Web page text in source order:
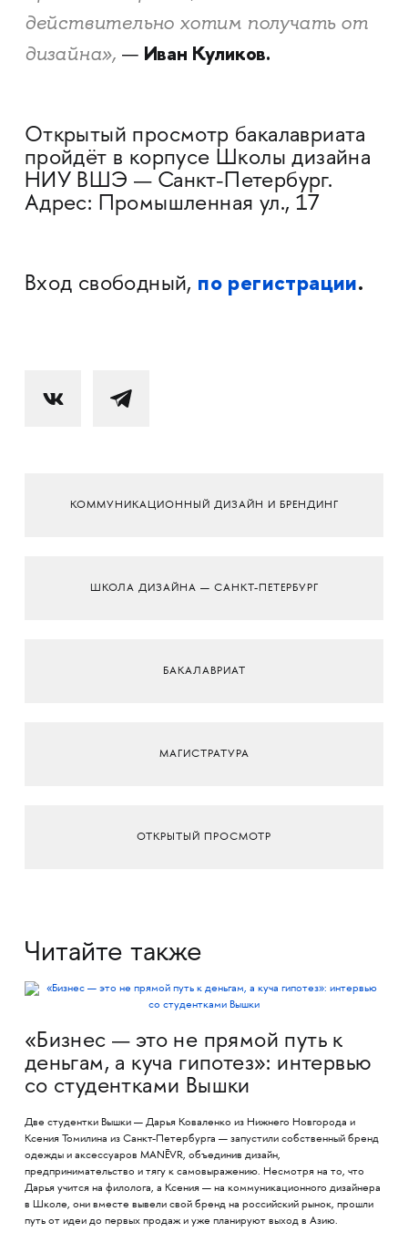
действительно хотим получать от
дизайна», — Иван Куликов.
Открытый просмотр бакалавриата
пройдёт в корпусе Школы дизайна
НИУ ВШЭ — Санкт-Петербург.
Адрес: Промышленная ул., 17
Вход свободный, по регистрации.
КОММУНИКАЦИОННЫЙ ДИЗАЙН И БРЕНДИНГ
ШКОЛА ДИЗАЙНА — САНКТ-ПЕТЕРБУРГ
БАКАЛАВРИАТ
МАГИСТРАТУРА
ОТКРЫТЫЙ ПРОСМОТР
Читайте также
«Бизнес — это не прямой путь к
деньгам, а куча гипотез»: интервью
со студентками Вышки
Две студентки Вышки — Дарья Коваленко из Нижнего Новгорода и
Ксения Томилина из Санкт-Петербурга — запустили собственный бренд
одежды и аксессуаров MANĒVR, объединив дизайн,
предпринимательство и тягу к самовыражению. Несмотря на то, что
Дарья учится на филолога, а Ксения — на коммуникационного дизайнера
в Школе, они вместе вывели свой бренд на российский рынок, прошли
путь от идеи до первых продаж и уже планируют выход в Азию.